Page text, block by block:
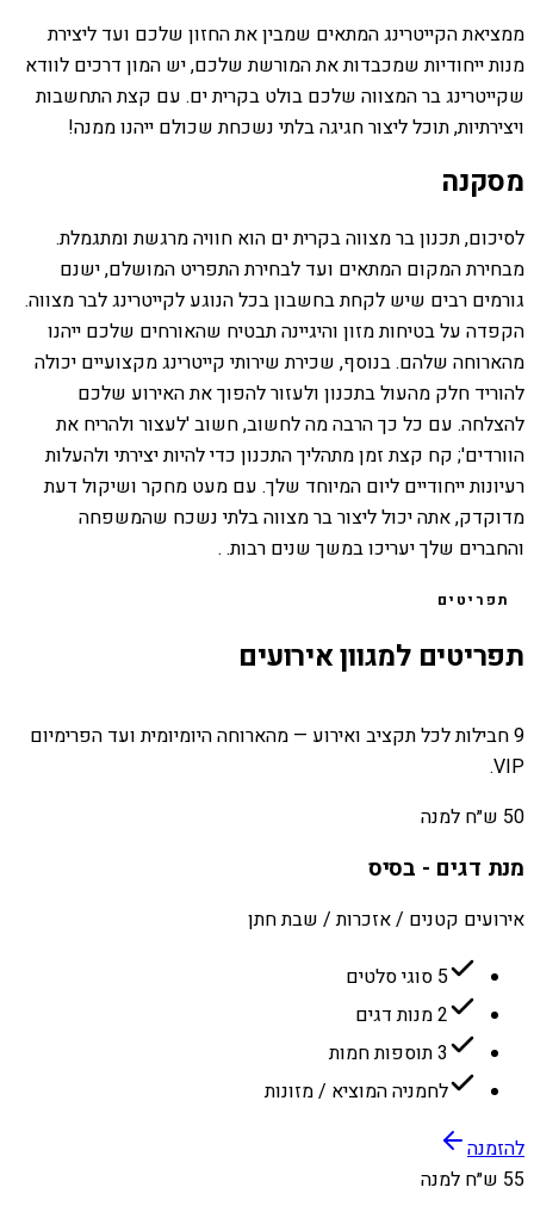
ממציאת הקייטרינג המתאים שמבין את החזון שלכם ועד ליצירת
מנות ייחודיות שמכבדות את המורשת שלכם, יש המון דרכים לוודא
שקייטרינג בר המצווה שלכם בולט בקרית ים. עם קצת התחשבות
ויצירתיות, תוכל ליצור חגיגה בלתי נשכחת שכולם ייהנו ממנה!
מסקנה
לסיכום, תכנון בר מצווה בקרית ים הוא חוויה מרגשת ומתגמלת.
מבחירת המקום המתאים ועד לבחירת התפריט המושלם, ישנם
גורמים רבים שיש לקחת בחשבון בכל הנוגע לקייטרינג לבר מצווה.
הקפדה על בטיחות מזון והיגיינה תבטיח שהאורחים שלכם ייהנו
מהארוחה שלהם. בנוסף, שכירת שירותי קייטרינג מקצועיים יכולה
להוריד חלק מהעול בתכנון ולעזור להפוך את האירוע שלכם
להצלחה. עם כל כך הרבה מה לחשוב, חשוב 'לעצור ולהריח את
הוורדים'; קח קצת זמן מתהליך התכנון כדי להיות יצירתי ולהעלות
רעיונות ייחודיים ליום המיוחד שלך. עם מעט מחקר ושיקול דעת
מדוקדק, אתה יכול ליצור בר מצווה בלתי נשכח שהמשפחה
והחברים שלך יעריכו במשך שנים רבות. .
תפריטים
תפריטים למגוון אירועים
9 חבילות לכל תקציב ואירוע — מהארוחה היומיומית ועד הפרימיום
VIP.
50 ש״ח למנה
מנת דגים - בסיס
אירועים קטנים / אזכרות / שבת חתן
5 סוגי סלטים
2 מנות דגים
3 תוספות חמות
לחמניה המוציא / מזונות
להזמנה
55 ש״ח למנה